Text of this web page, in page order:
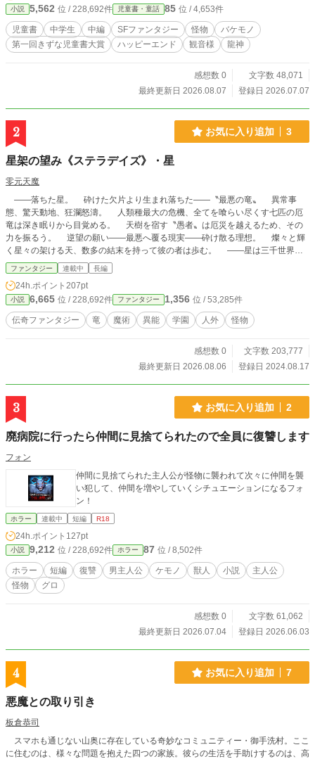
ウマは家へ帰ってから、タンスにあるフクロウの置物から、母はこのままでは、
身体が腐って来て死亡する。それから逃れるためには、25年後のあのグロテス
クな蝶がやって来た世界へ行って、その蝶、じげん虫を抹殺するしかないと言わ
れて、25年後の世界へ旅立つのだった。 25年後の世界へやってきたユウマは、
して、ヘンゲした恐ろしいじげん虫が襲ってくる。果たしてユウマは、じげん虫
の親玉をやっつけて、母を救う事が出来るのか。じげん虫の本当の正体は何なの
小説 5,562 位 / 228,692件 児童書・童話 85 位 / 4,653件
児童書 中学生 中編 SFファンタジー 怪物
バケモノ
第一回きずな児童書大賞
ハッピーエンド 観音様 龍神
感想数 0
文字数 48,071
最終更新日 2026.08.07
登録日 2026.07.07
2 お気に入り追加 3
星架の望み《ステラデイズ》・星
零元天魔
――落ちた星。 砕けた欠片より生まれ落ちた――〝最悪の竜〟 異常事
態、驚天動地、狂瀾怒濤。 人類種最大の危機、全てを喰らい尽くす七匹の厄
竜は深き眠りから目覚める。 天樹を宿す〝愚者〟は厄災を越えるため、その
力を振るう。 逆望の願い――最悪へ覆る現実――砕け散る理想。 燦々と輝
く星々の架ける天、数多の結末を持って彼の者は歩む。 ――星は三千世界を
知らず、救いの手を伸ばし続けた。 残った天は三千世界の夢を見る。 愚者
は壊れた理想／願望を果たす為、朽ち果て崩壊へ向かう己を抱いて歩を進める。
決して折れぬ〝鉄心〟――裁定の〝秤〟。 運命に根付く天樹の縁、選択者
に成れぬ愚かな当事者。 でも、それでも――――その手を伸ばし続ける。
これは―― 〝顕現する竜を殺す〟物語―― 概要―― 投稿日は一日一
話、あるいはまちまち。 誤字脱字の方がありましたら、コメントの方で教え
も公開しています。他にも「世界の修正者は世界を守らない」という作品も書い
ているので、お暇があればそちらもご覧頂ければ嬉しいです。
ファンタジー 連載中 長編
24h.ポイント 207pt
小説 6,665 位 / 228,692件 ファンタジー 1,356 位 / 53,285件
伝奇ファンタジー 竜 魔術 異能 学園 人外 怪物
感想数 0
文字数 203,777
最終更新日 2026.08.06
登録日 2024.08.17
3 お気に入り追加 2
廃病院に行ったら仲間に見捨てられたので全員に復讐します
フォン
仲間に見捨てられた主人公が怪物に襲われて次々に仲間を襲
い犯して、仲間を増やしていくシチュエーションになるフォ
ン！
ホラー 連載中 短編 R18
24h.ポイント 127pt
小説 9,212 位 / 228,692件 ホラー 87 位 / 8,502件
ホラー 短編 復讐 男主人公 ケモノ 獣人 小説
主人公
怪物
グロ
感想数 0
文字数 61,062
最終更新日 2026.07.04
登録日 2026.06.03
4 お気に入り追加 7
悪魔との取り引き
板倉恭司
スマホも通じない山奥に存在している奇妙なコミュニティー・御手洗村。ここ
に住むのは、様々な問題を抱えた四つの家族。彼らの生活を手助けするのは、高